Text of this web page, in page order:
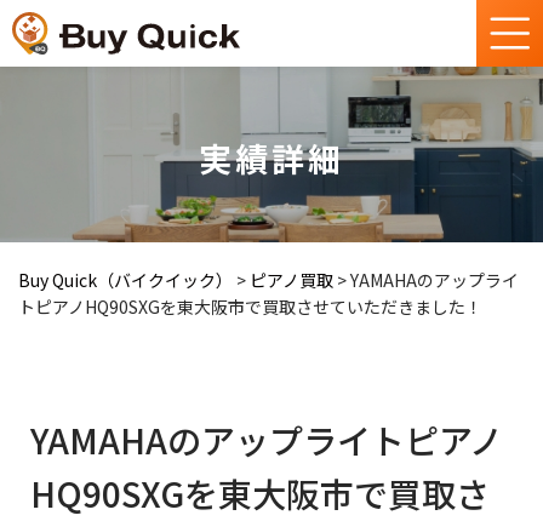
実績詳細
Buy Quick（バイクイック） > ピアノ買取 >YAMAHAのアップライ
トピアノHQ90SXGを東大阪市で買取させていただきました！
YAMAHAのアップライトピアノ
HQ90SXGを東大阪市で買取さ